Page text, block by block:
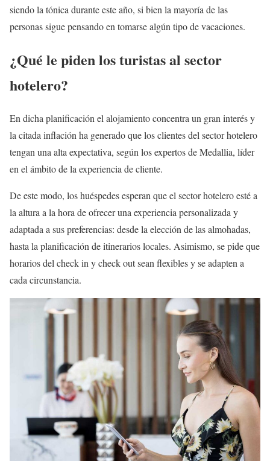
siendo la tónica durante este año, si bien la mayoría de las
personas sigue pensando en tomarse algún tipo de vacaciones.
¿Qué le piden los turistas al sector
hotelero?
En dicha planificación el alojamiento concentra un gran interés y
la citada inflación ha generado que los clientes del sector hotelero
tengan una alta expectativa, según los expertos de Medallia, líder
en el ámbito de la experiencia de cliente.
De este modo, los huéspedes esperan que el sector hotelero esté a
la altura a la hora de ofrecer una experiencia personalizada y
adaptada a sus preferencias: desde la elección de las almohadas,
hasta la planificación de itinerarios locales. Asimismo, se pide que
horarios del check in y check out sean flexibles y se adapten a
cada circunstancia.